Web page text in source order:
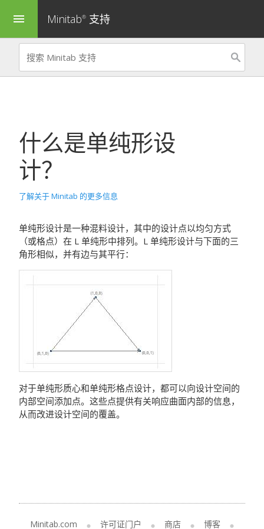
menu Minitab® 支持
什么是单纯形设
计？
了解关于 Minitab 的更多信息
单纯形设计是一种混料设计，其中的设计点以均匀方式
（或格点）在 L 单纯形中排列。L 单纯形设计与下面的三
角形相似，并有边与其平行：
对于单纯形质心和单纯形格点设计，都可以向设计空间的
内部空间添加点。这些点提供有关响应曲面内部的信息，
从而改进设计空间的覆盖。
Minitab.com 许可证门户 商店 博客